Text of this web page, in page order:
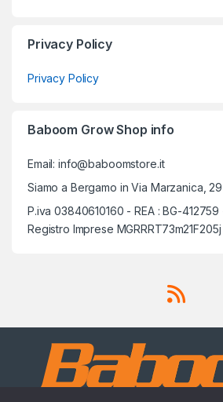
Privacy Policy
Privacy Policy
Baboom Grow Shop info
Email: info@baboomstore.it
Siamo a Bergamo in Via Marzanica, 29
P.iva 03840610160 - REA : BG-412759
Registro Imprese MGRRRT73m21F205j